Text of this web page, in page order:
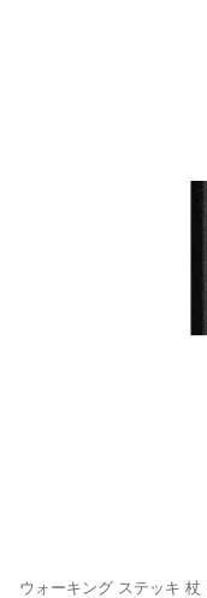
ウォーキング ステッキ